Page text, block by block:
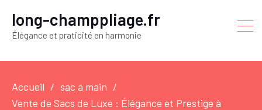
long-champpliage.fr
Élégance et praticité en harmonie
Accueil
sac a main
Vente de Sacs de Luxe : Élégance et Prestige à